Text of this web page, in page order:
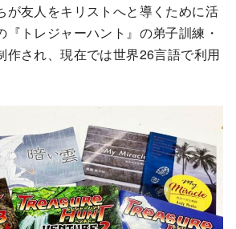
が友人をキリストへと導くために活
『トレジャーハント』の弟子訓練・
作され、現在では世界26言語で利用